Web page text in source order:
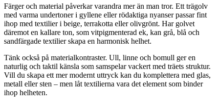
Färger och material påverkar varandra mer än man tror. Ett trägolv
med varma undertoner i gyllene eller rödaktiga nyanser passar fint
ihop med textilier i beige, terrakotta eller olivgrönt. Har golvet
däremot en kallare ton, som vitpigmenterad ek, kan grå, blå och
sandfärgade textilier skapa en harmonisk helhet.
Tänk också på materialkontraster. Ull, linne och bomull ger en
naturlig och taktil känsla som samspelar vackert med träets struktur.
Vill du skapa ett mer modernt uttryck kan du komplettera med glas,
metall eller sten – men låt textilierna vara det element som binder
ihop helheten.